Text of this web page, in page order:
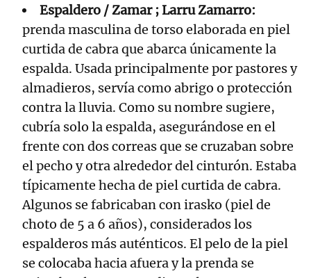
Espaldero / Zamar ; Larru Zamarro:
prenda masculina de torso elaborada en piel
curtida de cabra que abarca únicamente la
espalda. Usada principalmente por pastores y
almadieros, servía como abrigo o protección
contra la lluvia. Como su nombre sugiere,
cubría solo la espalda, asegurándose en el
frente con dos correas que se cruzaban sobre
el pecho y otra alrededor del cinturón. Estaba
típicamente hecha de piel curtida de cabra.
Algunos se fabricaban con irasko (piel de
choto de 5 a 6 años), considerados los
espalderos más auténticos. El pelo de la piel
se colocaba hacia afuera y la prenda se